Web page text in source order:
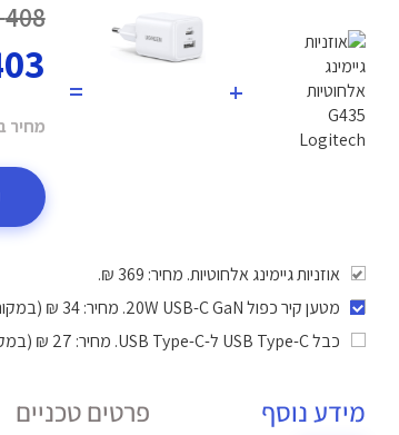
+
=
408 ₪
₪
מחיר
אוזניות גיימינג אלחוטיות. מחיר: 369 ₪.
מטען קיר כפול 20W USB-C GaN
. מחיר: 34 ₪ (במקום 39 ₪).
כבל USB Type-C ל-USB Type-C
. מחיר: 27 ₪ (במקום 29 ₪).
מידע נוסף פרטים טכניים